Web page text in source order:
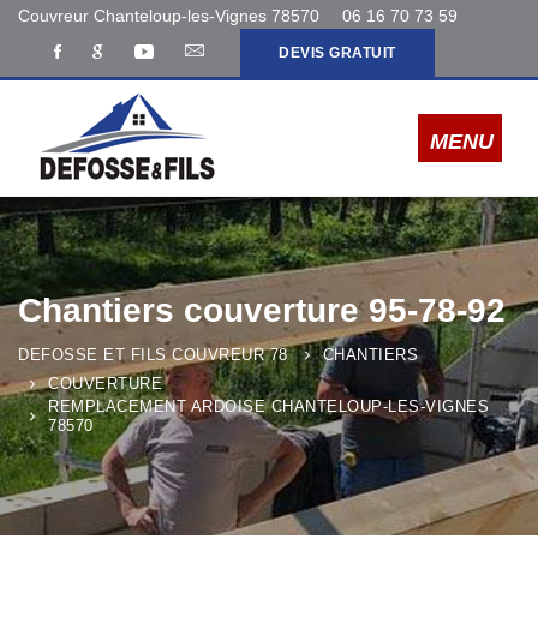
Couvreur Chanteloup-les-Vignes 78570 06 16 70 73 59
DEVIS GRATUIT
Chantiers couverture 95-78-92
DEFOSSE ET FILS COUVREUR 78
CHANTIERS
COUVERTURE
REMPLACEMENT ARDOISE CHANTELOUP-LES-VIGNES
78570